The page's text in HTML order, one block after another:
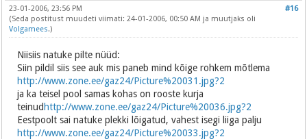
#16
23-01-2006, 23:56 PM
(Seda postitust muudeti viimati: 24-01-2006, 00:50 AM ja muutjaks oli
Volgamees.)
Niisiis natuke pilte nüüd:
Siin pildil siis see auk mis paneb mind kõige rohkem mõtlema
http://www.zone.ee/gaz24/Picture%20031.jpg?2
ja ka teisel pool samas kohas on rooste kurja
teinud http://www.zone.ee/gaz24/Picture%20036.jpg?2
Eestpoolt sai natuke plekki lõigatud, vahest isegi liiga palju
http://www.zone.ee/gaz24/Picture%20033.jpg?2